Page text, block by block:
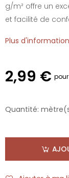
g/m² offre un
et facilité de
Plus
2,99 €
Quantité: